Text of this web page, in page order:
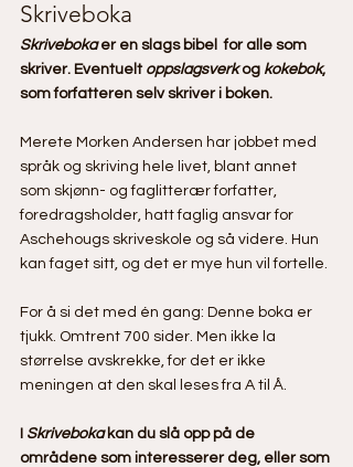
Skriveboka
Skriveboka er en slags bibel  for alle som
skriver. Eventuelt oppslagsverk og kokebok,
som forfatteren selv skriver i boken.
Merete Morken Andersen har jobbet med
språk og skriving hele livet, blant annet
som skjønn- og faglitterær forfatter,
foredragsholder, hatt faglig ansvar for
Aschehougs skriveskole og så videre. Hun
kan faget sitt, og det er mye hun vil fortelle.
For å si det med én gang: Denne boka er
tjukk. Omtrent 700 sider. Men ikke la
størrelse avskrekke, for det er ikke
meningen at den skal leses fra A til Å.
Skriveboka kan du slå opp på de
områdene som interesserer deg, eller som